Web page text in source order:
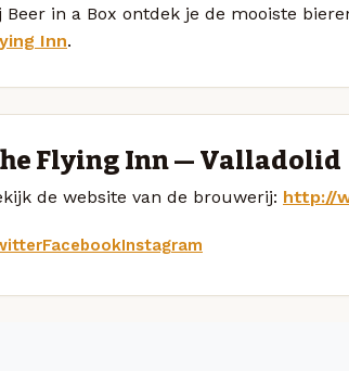
Beer in a Box ontdek je de mooiste
Inn.
Flying Inn — Valladolid
de website van de brouwerij: http://
FacebookInstagram